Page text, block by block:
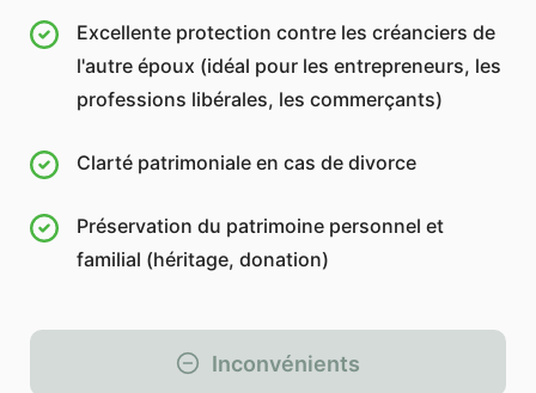
Excellente protection contre les créanciers de
l'autre époux (idéal pour les entrepreneurs, les
professions libérales, les commerçants)
Clarté patrimoniale en cas de divorce
Préservation du patrimoine personnel et
familial (héritage, donation)
Inconvénients